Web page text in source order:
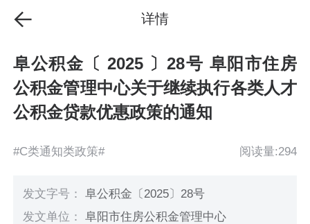
详情
阜公积金〔 2025 〕28号 阜阳市住房
公积金管理中心关于继续执行各类人才
公积金贷款优惠政策的通知
#C类通知类政策# 阅读量:294
发文字号：阜公积金〔2025〕28号
发文单位：阜阳市住房公积金管理中心